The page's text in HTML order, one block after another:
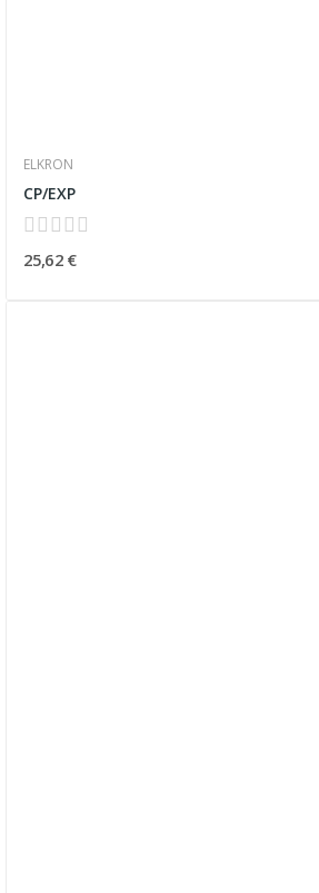
ELKRON
CP/EXP
25,62 €